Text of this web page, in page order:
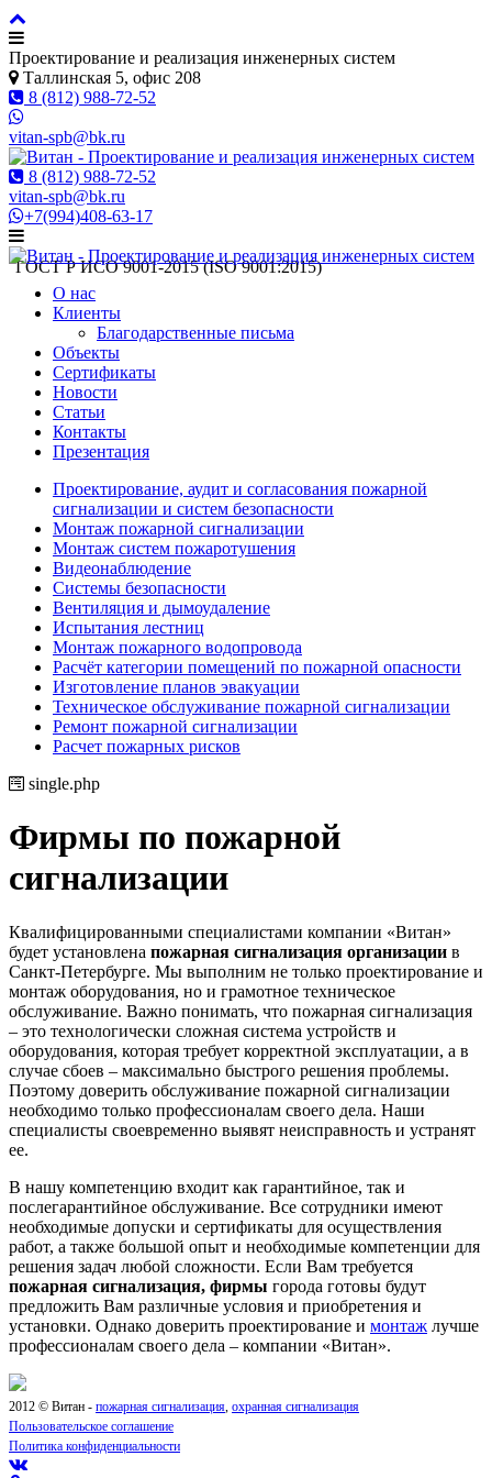
Проектирование и реализация инженерных систем
Таллинская 5, офис 208
8 (812) 988-72-52
vitan-spb@bk.ru
8 (812) 988-72-52
vitan-spb@bk.ru
+7(994)408-63-17
ГОСТ Р ИСO 9001-2015 (ISO 9001:2015)
О нас
Клиенты
Благодарственные письма
Объекты
Сертификаты
Новости
Статьи
Контакты
Презентация
Проектирование, аудит и согласования пожарной
сигнализации и систем безопасности
Монтаж пожарной сигнализации
Монтаж систем пожаротушения
Видеонаблюдение
Системы безопасности
Вентиляция и дымоудаление
Испытания лестниц
Монтаж пожарного водопровода
Расчёт категории помещений по пожарной опасности
Изготовление планов эвакуации
Техническое обслуживание пожарной сигнализации
Ремонт пожарной сигнализации
Расчет пожарных рисков
single.php
Фирмы по пожарной
сигнализации
Квалифицированными специалистами компании «Витан»
будет установлена пожарная сигнализация организации в
Санкт-Петербурге. Мы выполним не только проектирование и
монтаж оборудования, но и грамотное техническое
обслуживание. Важно понимать, что пожарная сигнализация
– это технологически сложная система устройств и
оборудования, которая требует корректной эксплуатации, а в
случае сбоев – максимально быстрого решения проблемы.
Поэтому доверить обслуживание пожарной сигнализации
необходимо только профессионалам своего дела. Наши
специалисты своевременно выявят неисправность и устранят
ее.
В нашу компетенцию входит как гарантийное, так и
послегарантийное обслуживание. Все сотрудники имеют
необходимые допуски и сертификаты для осуществления
работ, а также большой опыт и необходимые компетенции для
решения задач любой сложности. Если Вам требуется
пожарная сигнализация, фирмы города готовы будут
предложить Вам различные условия и приобретения и
установки. Однако доверить проектирование и монтаж лучше
профессионалам своего дела – компании «Витан».
2012 © Витан - пожарная сигнализация, охранная сигнализация
Пользовательское соглашение
Политика конфиденциальности